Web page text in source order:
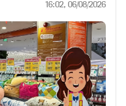
16:02, 06/08/2026